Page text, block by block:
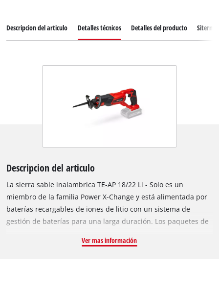
Descripcion del articulo Detalles técnicos Detalles del producto
Descripcion del articulo
La sierra sable inalambrica TE-AP 18/22 Li - Solo es un
miembro de la familia Power X-Change y está alimentada por
baterías recargables de iones de litio con un sistema de
gestión de baterías para una larga duración. Los paquetes de
herramientas de la familia Power X-Change. La suela, que
Ver mas información